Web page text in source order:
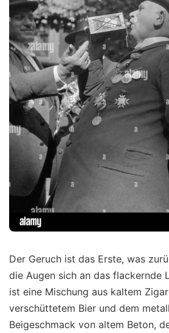
Der Geruch ist das Erste, was
die Augen sich an das flackernde
ist eine Mischung aus kaltem
verschüttetem Bier und dem
Beigeschmack von altem Beton,